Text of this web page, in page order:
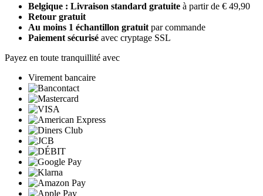
Belgique : Livraison standard gratuite à partir de € 49,90
Retour gratuit
Au moins 1 échantillon gratuit par commande
Paiement sécurisé avec cryptage SSL
Payez en toute tranquillité avec
Virement bancaire